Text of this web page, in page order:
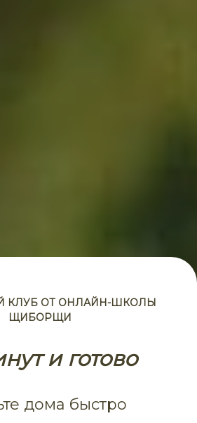
КЛУБ ОТ ОНЛАЙН-ШКОЛЫ
ЩИБОРЩИ
и готово
дома быстро